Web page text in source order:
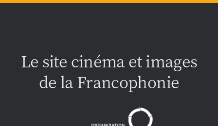
Le site cinéma et images
de la Francophonie